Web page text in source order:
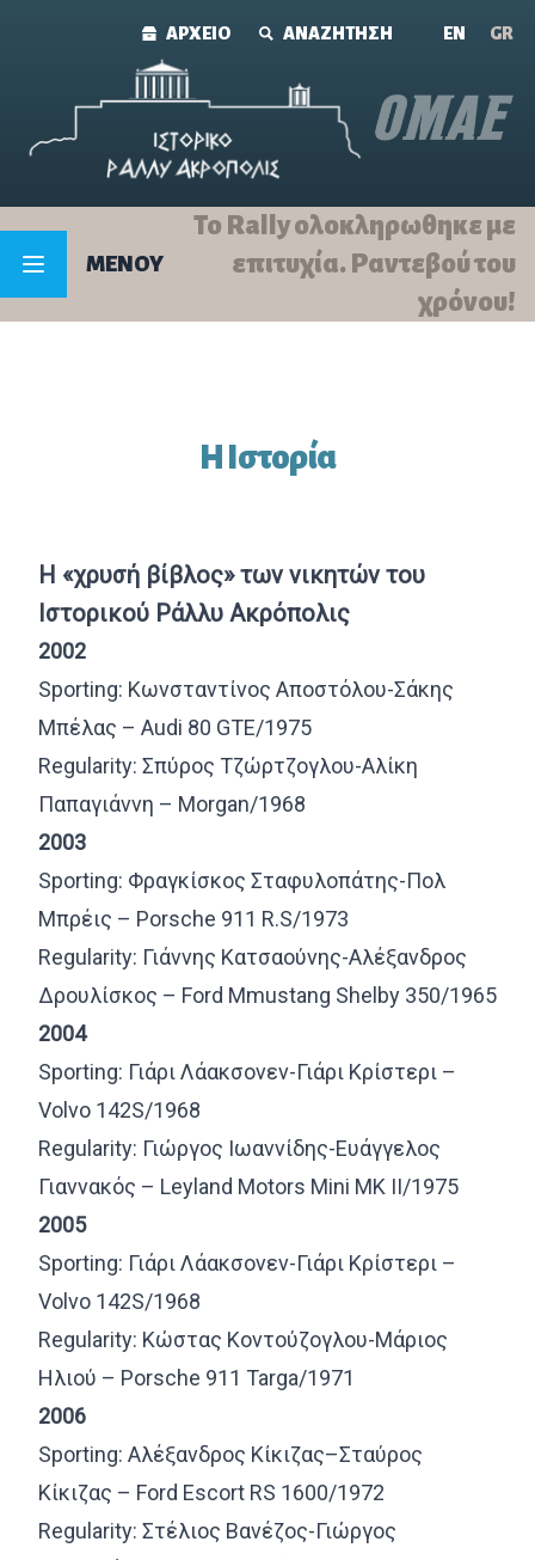
ΑΡΧΕΙΟ ΑΝΑΖΗΤΗΣΗ ΕΝ GR
MENOY
Το Rally ολοκληρωθηκε με
επιτυχία. Ραντεβού του
χρόνου!
Η Ιστορία
Η «χρυσή βίβλος» των νικητών του
Ιστορικού Ράλλυ Ακρόπολις
2002
Sporting: Κωνσταντίνος Αποστόλου-Σάκης
Μπέλας – Αudi 80 GTE/1975
Regularity: Σπύρος Τζώρτζογλου-Αλίκη
Παπαγιάννη – Morgan/1968
2003
Sporting: Φραγκίσκος Σταφυλοπάτης-Πολ
Μπρέις – Porsche 911 R.S/1973
Regularity: Γιάννης Κατσαούνης-Αλέξανδρος
Δρουλίσκος – Ford Mmustang Shelby 350/1965
2004
Sporting: Γιάρι Λάακσονεν-Γιάρι Κρίστερι –
Volvo 142S/1968
Regularity: Γιώργος Ιωαννίδης-Ευάγγελος
Γιαννακός – Leyland Motors Mini MK II/1975
2005
Sporting: Γιάρι Λάακσονεν-Γιάρι Κρίστερι –
Volvo 142S/1968
Regularity: Κώστας Κοντούζογλου-Μάριος
Ηλιού – Porsche 911 Targa/1971
2006
Sporting: Αλέξανδρος Κίκιζας–Σταύρος
Κίκιζας – Ford Escort RS 1600/1972
Regularity: Στέλιος Βανέζος-Γιώργος